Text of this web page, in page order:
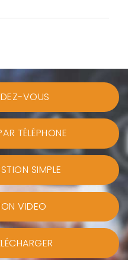
VOUS
TÉLÉPHONE
SIMPLE
VIDEO